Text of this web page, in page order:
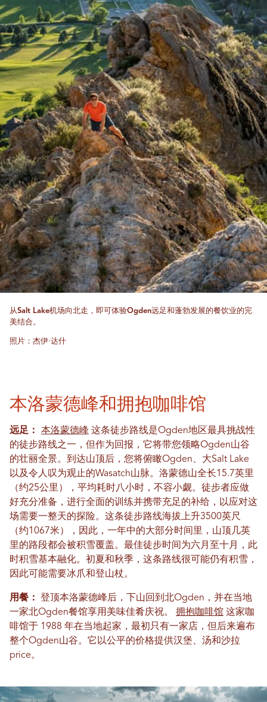
从Salt Lake机场向北走，即可体验Ogden远足和蓬勃发展的餐饮业的完
美结合。
照片：杰伊·达什
本洛蒙德峰和拥抱咖啡馆
远足： 本洛蒙德峰 这条徒步路线是Ogden地区最具挑战性
的徒步路线之一，但作为回报，它将带您领略Ogden山谷
的壮丽全景。到达山顶后，您将俯瞰Ogden、大Salt Lake
以及令人叹为观止的Wasatch山脉。洛蒙德山全长15.7英里
（约25公里），平均耗时八小时，不容小觑。徒步者应做
好充分准备，进行全面的训练并携带充足的补给，以应对这
场需要一整天的探险。这条徒步路线海拔上升3500英尺
（约1067米），因此，一年中的大部分时间里，山顶几英
里的路段都会被积雪覆盖。最佳徒步时间为六月至十月，此
时积雪基本融化。初夏和秋季，这条路线很可能仍有积雪，
因此可能需要冰爪和登山杖。
用餐：
登顶本洛蒙德峰后，下山回到北Ogden，并在当地
一家北Ogden餐馆享用美味佳肴庆祝。 拥抱咖啡馆 这家咖
啡馆于 1988 年在当地起家，最初只有一家店，但后来遍布
整个Ogden山谷。它以公平的价格提供汉堡、汤和沙拉
price。